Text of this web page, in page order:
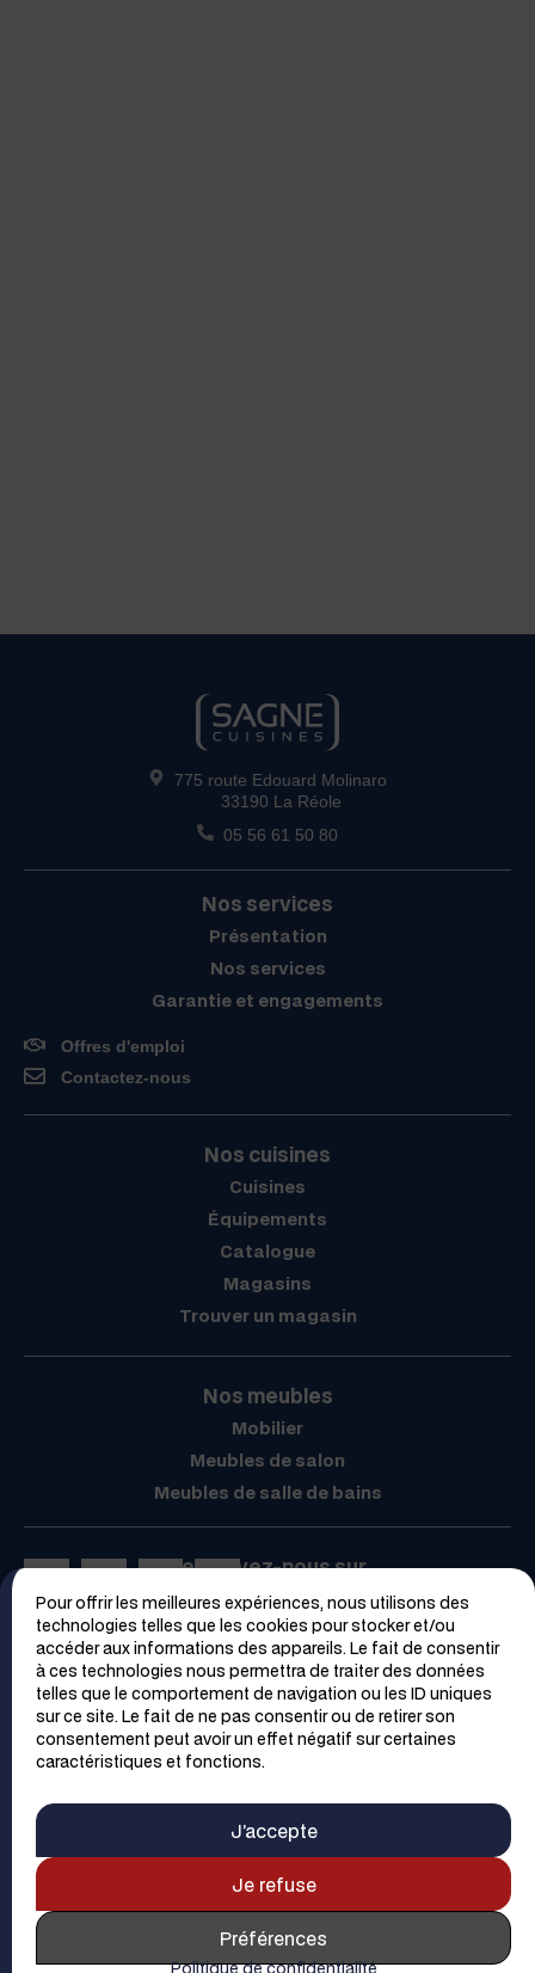
Pour offrir les meilleures expériences, nous utilisons des
technologies telles que les cookies pour stocker et/ou
accéder aux informations des appareils. Le fait de consentir
à ces technologies nous permettra de traiter des données
telles que le comportement de navigation ou les ID uniques
sur ce site. Le fait de ne pas consentir ou de retirer son
consentement peut avoir un effet négatif sur certaines
caractéristiques et fonctions.
J’accepte
Je refuse
Préférences
Politique de confidentialité
775 route Edouard Molinaro
33190 La Réole
05 56 61 50 80
Nos services
Présentation
Nos services
Garantie et engagements
Offres d'emploi
Contactez-nous
Nos cuisines
Cuisines
Équipements
Catalogue
Magasins
Trouver un magasin
Nos meubles
Mobilier
Meubles de salon
Meubles de salle de bains
Retrouvez-nous sur
Espace PRO
Trouver un magasin
Contacter un magasin
Demander un devis
- Réalisation et webdesign